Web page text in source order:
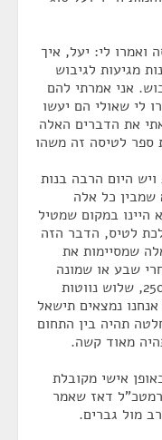
ואמרו לי: יעל, איך
מגיעות לגיבוש
אני אמרתי להם
לי שאולי הם יעשו
את הדברים האלה
ספר לטיסה זה משהו
היום הרבה בנות
כל אלה
היינו במקום שמטיל
לטיס, הדבר הזה
שמסיימות את
שבע או שמונה
שנים התחילו יותר מ-220, אולי אפילו 250, שלוש נווטות
נמצאים תישאל
תהיה בין התחום
מאוד קשה.
אישי מקובלת
דאז שאמר
מול גברים.